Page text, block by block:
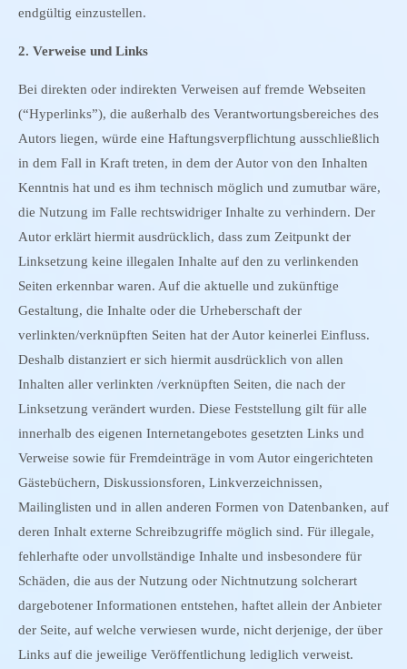
endgültig einzustellen.
2. Verweise und Links
Bei direkten oder indirekten Verweisen auf fremde Webseiten
(“Hyperlinks”), die außerhalb des Verantwortungsbereiches des
Autors liegen, würde eine Haftungsverpflichtung ausschließlich
in dem Fall in Kraft treten, in dem der Autor von den Inhalten
Kenntnis hat und es ihm technisch möglich und zumutbar wäre,
die Nutzung im Falle rechtswidriger Inhalte zu verhindern. Der
Autor erklärt hiermit ausdrücklich, dass zum Zeitpunkt der
Linksetzung keine illegalen Inhalte auf den zu verlinkenden
Seiten erkennbar waren. Auf die aktuelle und zukünftige
Gestaltung, die Inhalte oder die Urheberschaft der
verlinkten/verknüpften Seiten hat der Autor keinerlei Einfluss.
Deshalb distanziert er sich hiermit ausdrücklich von allen
Inhalten aller verlinkten /verknüpften Seiten, die nach der
Linksetzung verändert wurden. Diese Feststellung gilt für alle
innerhalb des eigenen Internetangebotes gesetzten Links und
Verweise sowie für Fremdeinträge in vom Autor eingerichteten
Gästebüchern, Diskussionsforen, Linkverzeichnissen,
Mailinglisten und in allen anderen Formen von Datenbanken, auf
deren Inhalt externe Schreibzugriffe möglich sind. Für illegale,
fehlerhafte oder unvollständige Inhalte und insbesondere für
Schäden, die aus der Nutzung oder Nichtnutzung solcherart
dargebotener Informationen entstehen, haftet allein der Anbieter
der Seite, auf welche verwiesen wurde, nicht derjenige, der über
Links auf die jeweilige Veröffentlichung lediglich verweist.